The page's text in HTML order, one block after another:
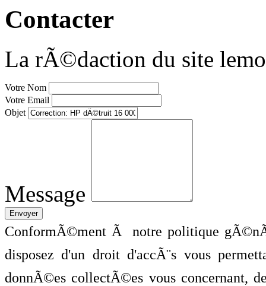
Contacter
La rÃ©daction du site
Votre Nom
Votre Email
Objet
Message
ConformÃ©ment Ã notre politique
disposez d'un droit d'accÃ¨s vous
donnÃ©es collectÃ©es vous concernant,